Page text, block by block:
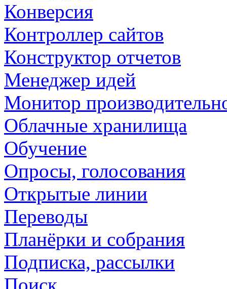
Конверсия
Контроллер сайтов
Конструктор отчетов
Менеджер идей
Монитор
Облачные хранилища
Обучение
Опросы, голосования
Открытые линии
Переводы
Планёрки и собрания
Подписка, рассылки